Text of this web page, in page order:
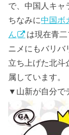
で、中国人キャ
ちなみに中国ボ
ん
は現在青
ニメにもバリ
立ち上げた北斗
属しています。
▼山新が自分で